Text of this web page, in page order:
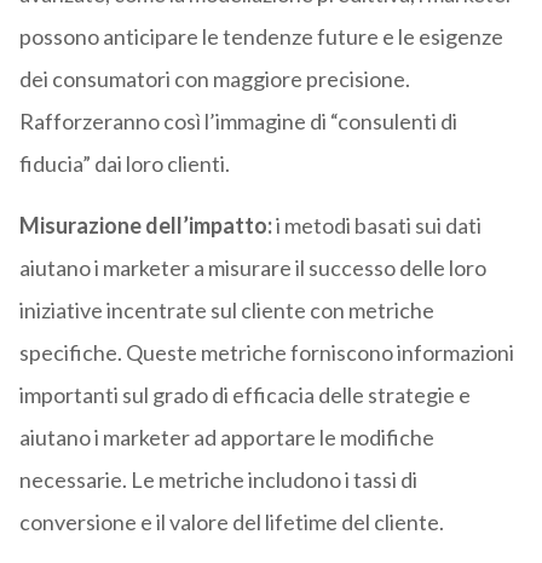
possono anticipare le tendenze future e le esigenze
dei consumatori con maggiore precisione.
Rafforzeranno così l’immagine di “consulenti di
fiducia” dai loro clienti.
Misurazione dell’impatto:i metodi basati sui dati
aiutano i marketer a misurare il successo delle loro
iniziative incentrate sul cliente con metriche
specifiche. Queste metriche forniscono informazioni
importanti sul grado di efficacia delle strategie e
aiutano i marketer ad apportare le modifiche
necessarie. Le metriche includono i tassi di
conversione e il valore del lifetime del cliente.